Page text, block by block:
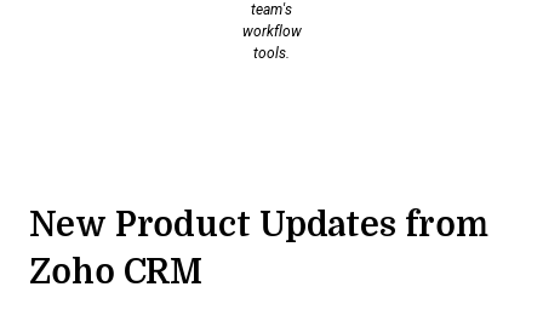
team's
workflow
tools.
New Product Updates from
Zoho CRM